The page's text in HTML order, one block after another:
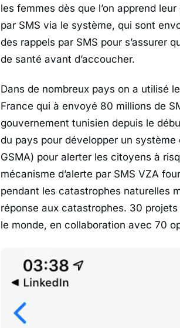
les femmes dès que l’on apprend
par SMS via le système, qui sont
des rappels par SMS pour s’assurer
de santé avant d’accoucher.
Dans de nombreux pays on a utilisé
France qui à envoyé 80 millions de
gouvernement tunisien depuis le
du pays pour développer un système
GSMA) pour alerter les citoyens à
mécanisme d’alerte par SMS VZA
pendant les catastrophes naturelles
réponse aux catastrophes. 30
le monde, en collaboration avec 70